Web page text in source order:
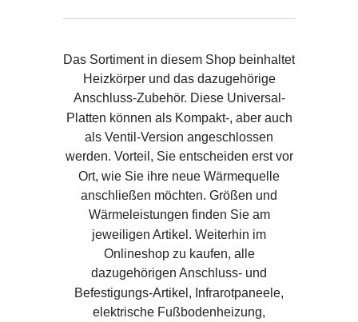
Das Sortiment in diesem Shop beinhaltet
Heizkörper und das dazugehörige
Anschluss-Zubehör. Diese Universal-
Platten können als Kompakt-, aber auch
als Ventil-Version angeschlossen
werden. Vorteil, Sie entscheiden erst vor
Ort, wie Sie ihre neue Wärmequelle
anschließen möchten. Größen und
Wärmeleistungen finden Sie am
jeweiligen Artikel. Weiterhin im
Onlineshop zu kaufen, alle
dazugehörigen Anschluss- und
Befestigungs-Artikel, Infrarotpaneele,
elektrische Fußbodenheizung,